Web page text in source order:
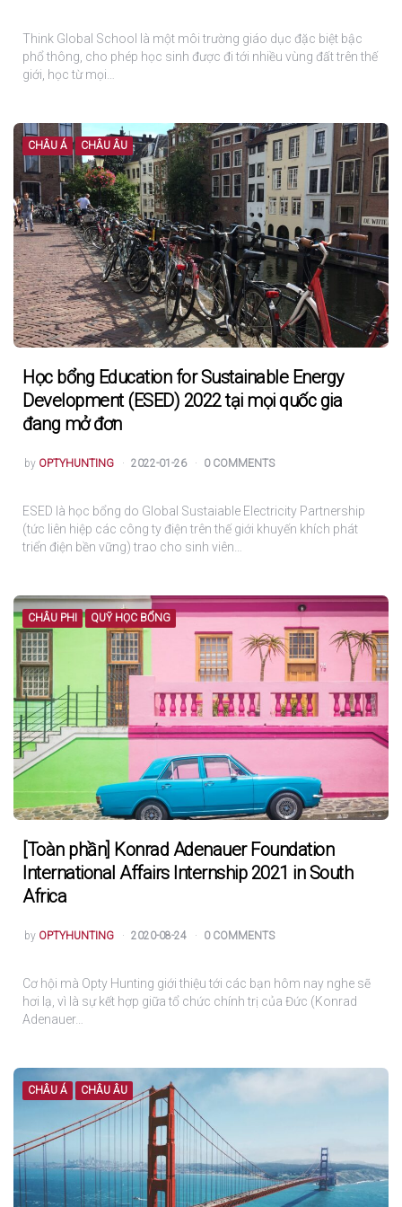
Think Global School là một môi trường giáo dục đặc biệt bậc
phổ thông, cho phép học sinh được đi tới nhiều vùng đất trên thế
giới, học từ mọi…
CHÂU Á CHÂU ÂU
Học bổng Education for Sustainable Energy
Development (ESED) 2022 tại mọi quốc gia
đang mở đơn
POSTED
by OPTYHUNTING 2022-01-26 0 COMMENTS
ESED là học bổng do Global Sustaiable Electricity Partnership
(tức liên hiệp các công ty điện trên thế giới khuyến khích phát
triển điện bền vững) trao cho sinh viên…
CHÂU PHI QUỸ HỌC BỔNG
[Toàn phần] Konrad Adenauer Foundation
International Affairs Internship 2021 in South
Africa
POSTED
by OPTYHUNTING 2020-08-24 0 COMMENTS
Cơ hội mà Opty Hunting giới thiệu tới các bạn hôm nay nghe sẽ
hơi lạ, vì là sự kết hợp giữa tổ chức chính trị của Đức (Konrad
Adenauer…
CHÂU Á CHÂU ÂU